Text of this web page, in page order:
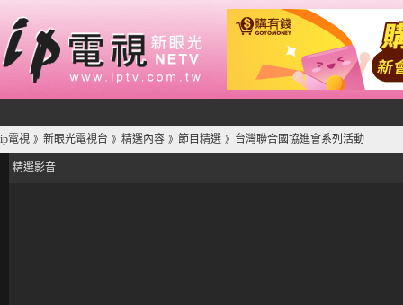
ip電視 》 新眼光電視台 》 精選內容 》 節目精選 》 台灣聯合國協進會系列活動
精選影音